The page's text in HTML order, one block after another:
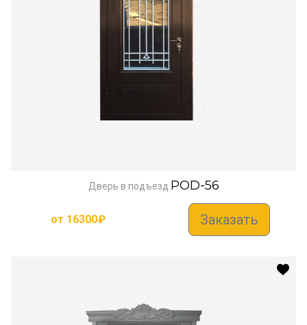
Дверь в подъезд POD-56
от 16300₽ Заказать